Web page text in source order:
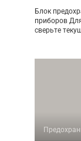
Блок
приборов
сверьте